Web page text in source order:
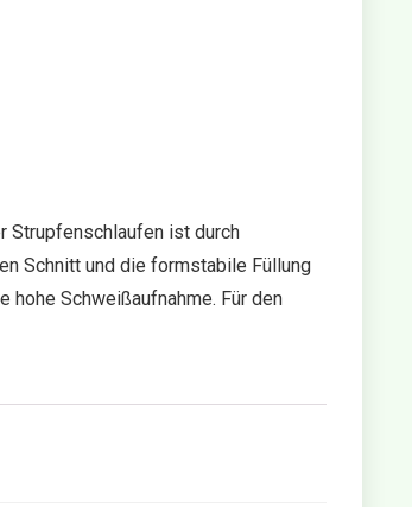
Strupfenschlaufen ist durch
Schnitt und die formstabile Füllung
hohe Schweißaufnahme. Für den